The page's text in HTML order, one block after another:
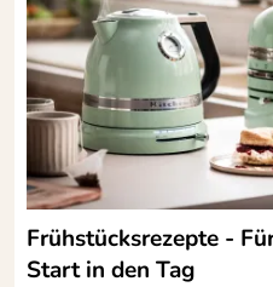
Frühstücksrezepte -
Start in den Tag